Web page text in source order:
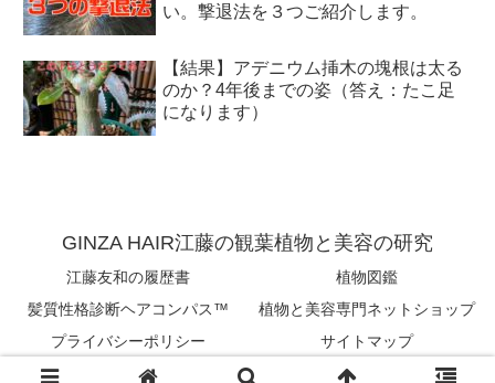
い。撃退法を３つご紹介します。
【結果】アデニウム挿木の塊根は太る
のか？4年後までの姿（答え：たこ足
になります）
GINZA HAIR江藤の観葉植物と美容の研究
江藤友和の履歴書
植物図鑑
髪質性格診断ヘアコンパス™︎
植物と美容専門ネットショップ
プライバシーポリシー
サイトマップ